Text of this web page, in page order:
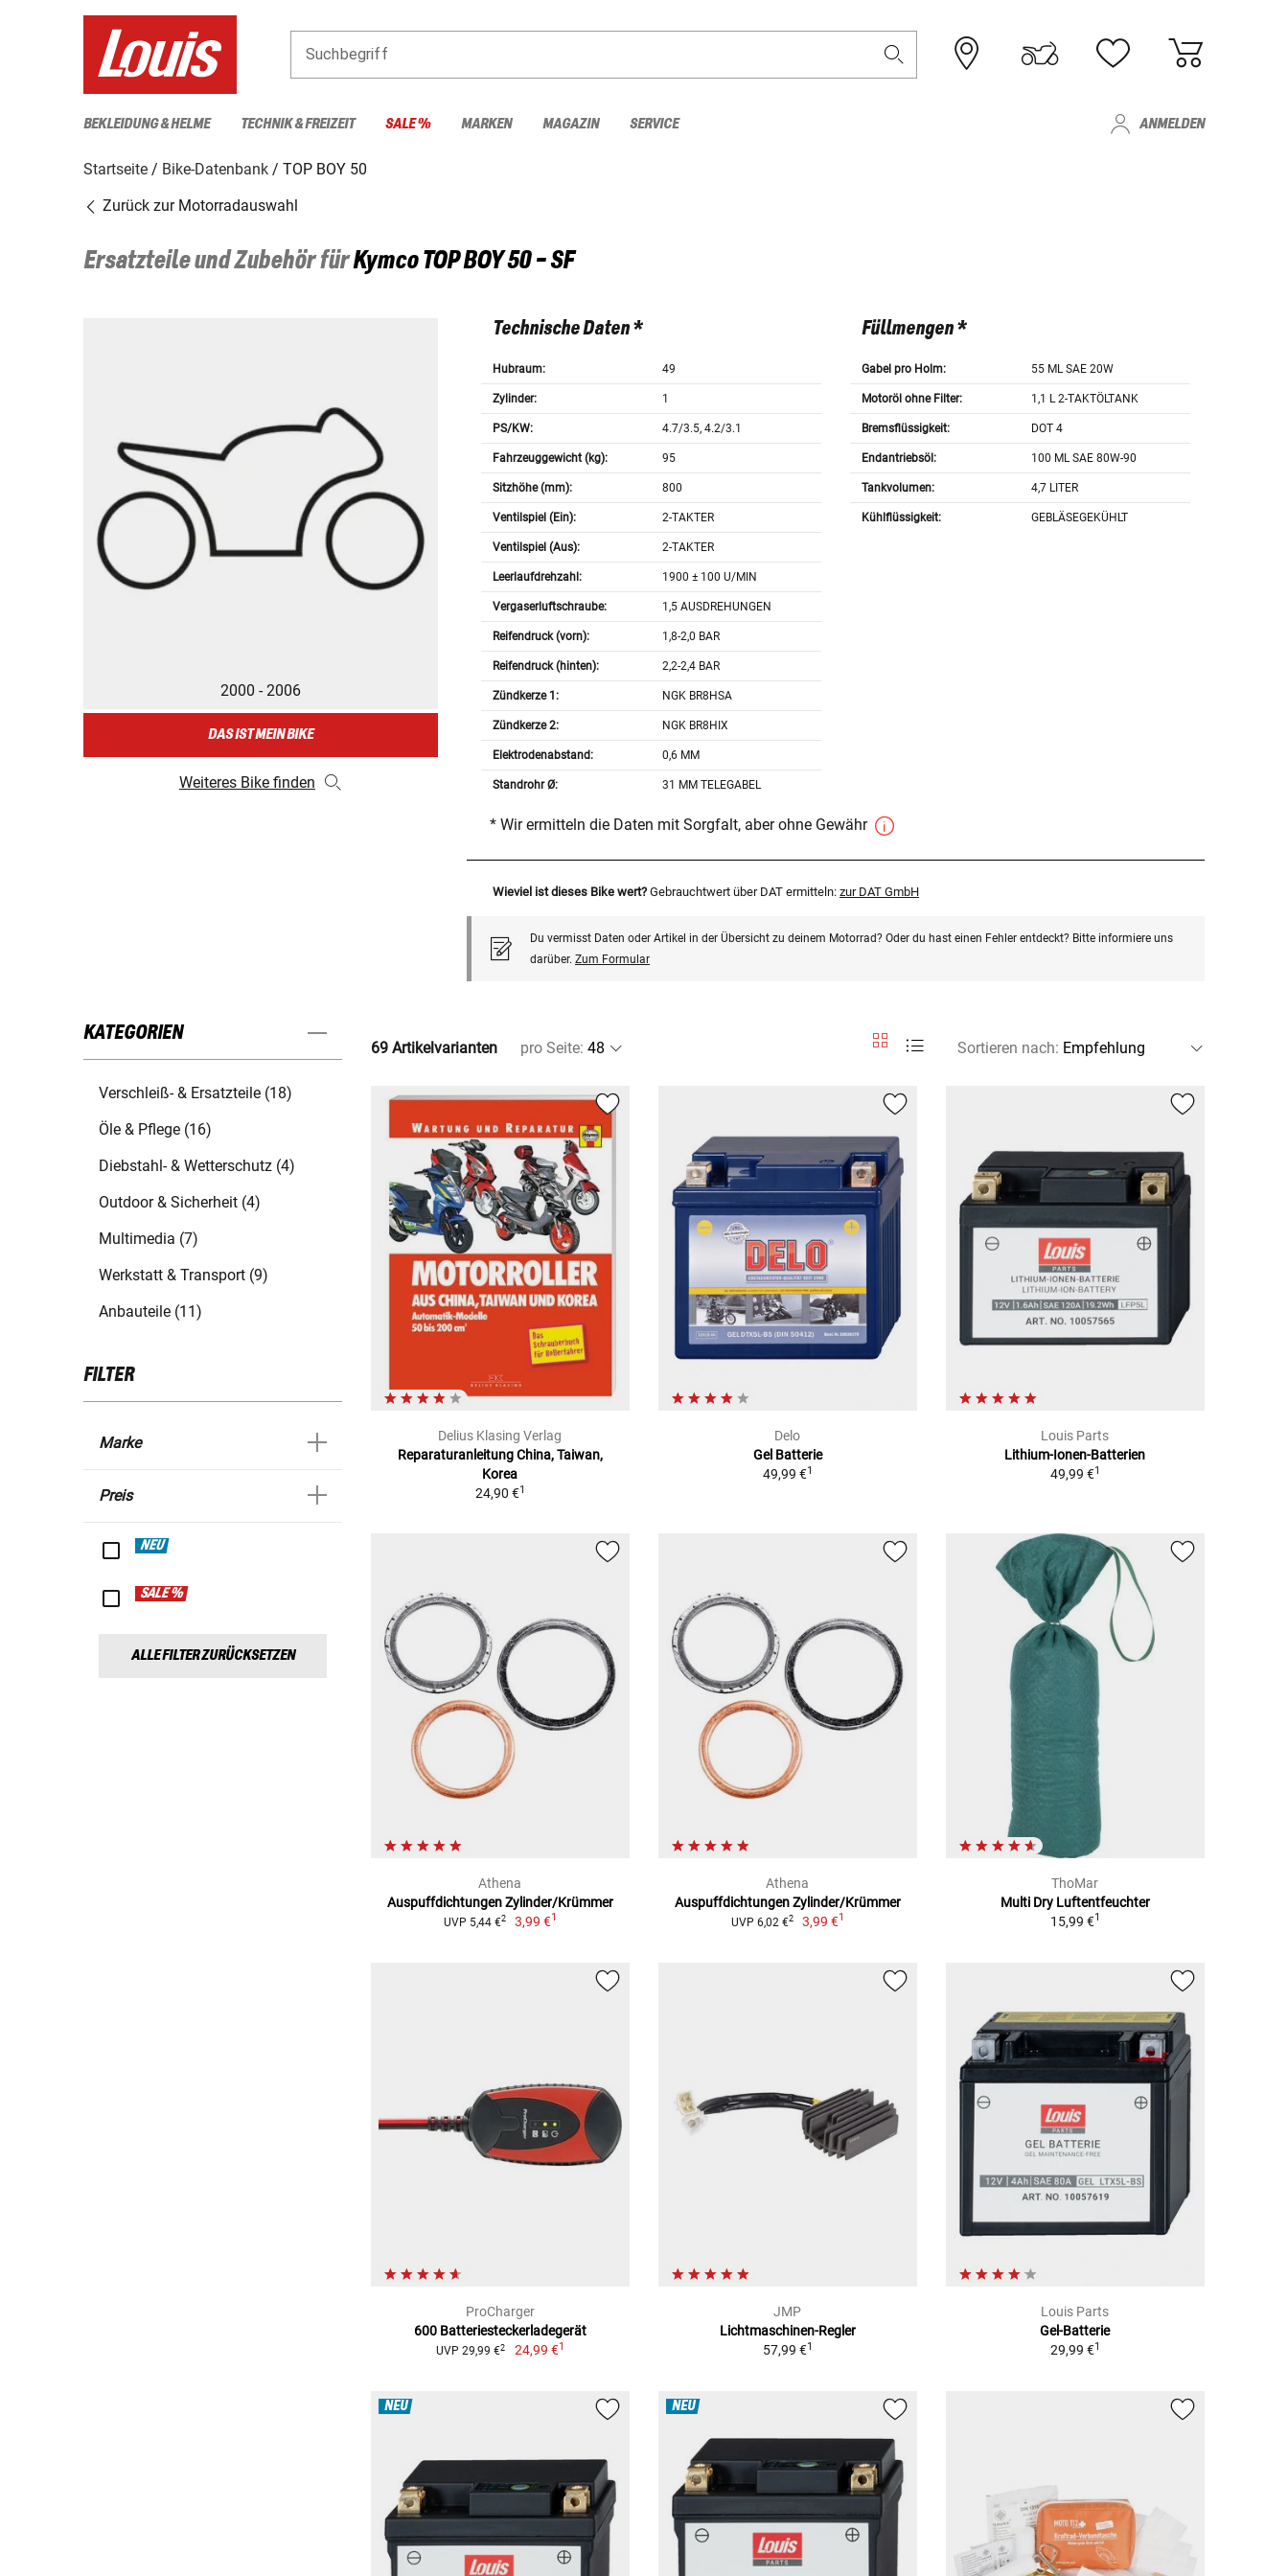
Suchbegriff
BEKLEIDUNG & HELME TECHNIK & FREIZEIT SALE % MARKEN MAGAZIN SERVICE ANMELDEN
Startseite Bike-Datenbank
TOP BOY 50
Zurück zur Motorradauswahl
Ersatzteile und Zubehör fürKymco TOP BOY 50 - SF
2000 - 2006
DAS IST MEIN BIKE
Weiteres Bike finden
Technische Daten *
Hubraum: 49
Zylinder: 1
PS/KW: 4.7/3.5, 4.2/3.1
Fahrzeuggewicht (kg): 95
Sitzhöhe (mm): 800
Ventilspiel (Ein): 2-TAKTER
Ventilspiel (Aus): 2-TAKTER
Leerlaufdrehzahl: 1900 ± 100 U/MIN
Vergaserluftschraube: 1,5 AUSDREHUNGEN
Reifendruck (vorn): 1,8-2,0 BAR
Reifendruck (hinten): 2,2-2,4 BAR
Zündkerze 1: NGK BR8HSA
Zündkerze 2: NGK BR8HIX
Elektrodenabstand: 0,6 MM
Standrohr Ø: 31 MM TELEGABEL
Füllmengen *
Gabel pro Holm: 55 ML SAE 20W
Motoröl ohne Filter: 1,1 L 2-TAKTÖLTANK
Bremsflüssigkeit: DOT 4
Endantriebsöl: 100 ML SAE 80W-90
Tankvolumen: 4,7 LITER
Kühlflüssigkeit: GEBLÄSEGEKÜHLT
* Wir ermitteln die Daten mit Sorgfalt, aber ohne Gewähr
Wieviel ist dieses Bike wert? Gebrauchtwert über DAT ermitteln: zur DAT GmbH
Du vermisst Daten oder Artikel in der Übersicht zu deinem Motorrad? Oder du hast einen Fehler entdeckt? Bitte informiere uns
darüber. Zum Formular
KATEGORIEN
Verschleiß- & Ersatzteile (18)
Öle & Pflege (16)
Diebstahl- & Wetterschutz (4)
Outdoor & Sicherheit (4)
Multimedia (7)
Werkstatt & Transport (9)
Anbauteile (11)
FILTER
Marke
Preis
NEU
SALE %
ALLE FILTER ZURÜCKSETZEN
69 Artikelvarianten pro Seite: Sortieren nach:
Delius Klasing Verlag
Reparaturanleitung China, Taiwan,
Korea
24,90 €1
Delo
Gel Batterie
49,99 €1
Louis Parts
Lithium-Ionen-Batterien
49,99 €1
Athena
Auspuffdichtungen Zylinder/Krümmer
UVP 5,44 €2 3,99 €1
Athena
Auspuffdichtungen Zylinder/Krümmer
UVP 6,02 €2 3,99 €1
ThoMar
Multi Dry Luftentfeuchter
15,99 €1
ProCharger
600 Batteriesteckerladegerät
UVP 29,99 €2 24,99 €1
JMP
Lichtmaschinen-Regler
57,99 €1
Louis Parts
Gel-Batterie
29,99 €1
NEU NEU